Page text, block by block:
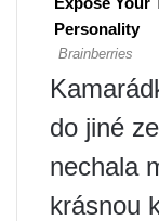
do jiné
nechala
krásnou